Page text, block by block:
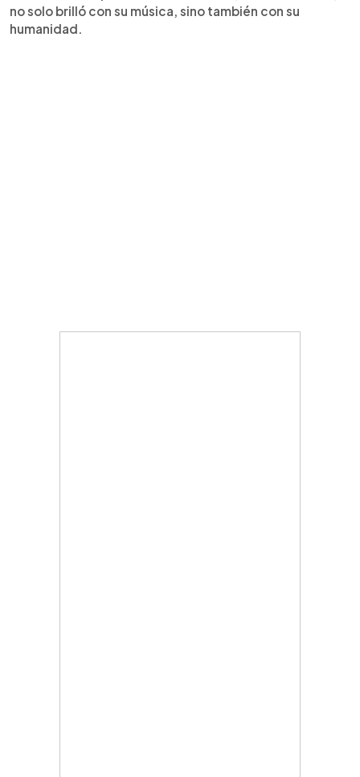
no solo brilló con su música, sino también con su
humanidad.